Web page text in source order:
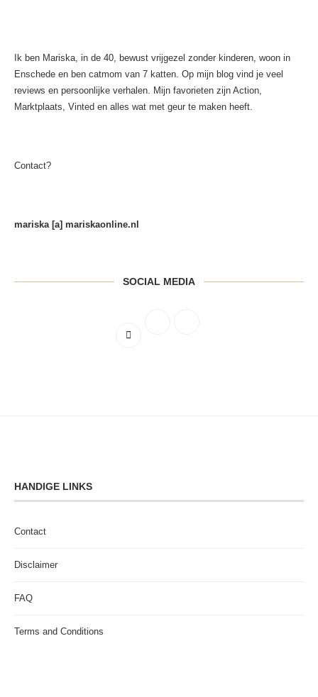
Ik ben Mariska, in de 40, bewust vrijgezel zonder kinderen, woon in
Enschede en ben catmom van 7 katten. Op mijn blog vind je veel
reviews en persoonlijke verhalen. Mijn favorieten zijn Action,
Marktplaats, Vinted en alles wat met geur te maken heeft.
Contact?
mariska [a] mariskaonline.nl
SOCIAL MEDIA
HANDIGE LINKS
Contact
Disclaimer
FAQ
Terms and Conditions